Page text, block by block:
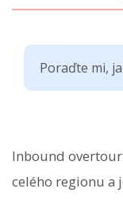
Poraďte mi,
Inbound
celého regionu a